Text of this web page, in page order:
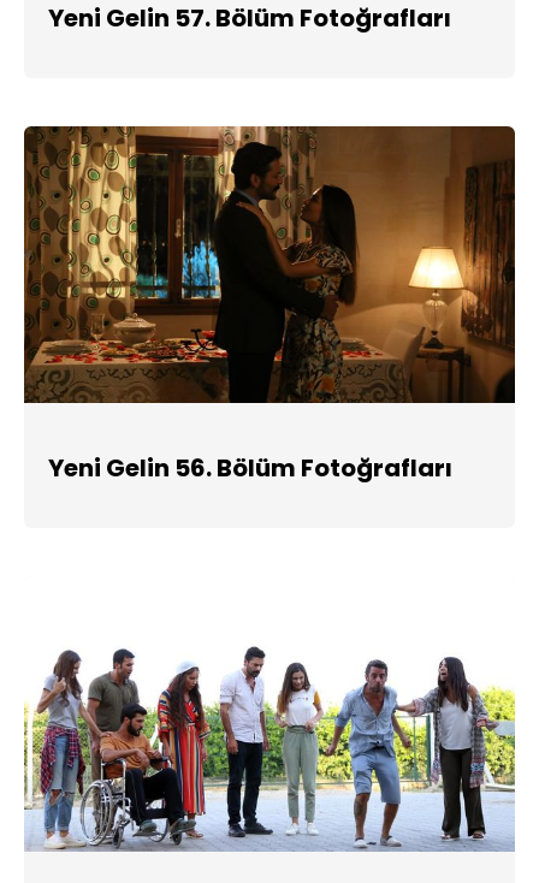
Yeni Gelin 57. Bölüm Fotoğrafları
Yeni Gelin 56. Bölüm Fotoğrafları